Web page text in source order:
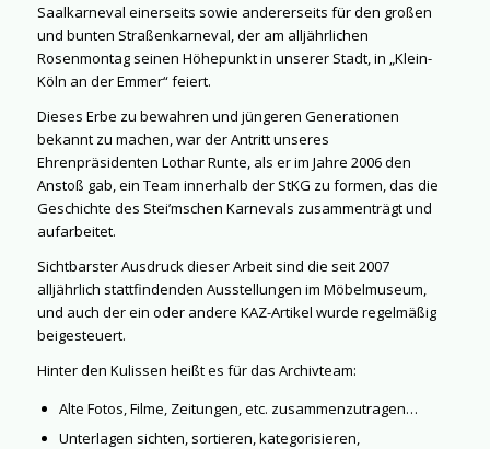
Saalkarneval einerseits sowie andererseits für den großen
und bunten Straßenkarneval, der am alljährlichen
Rosenmontag seinen Höhepunkt in unserer Stadt, in „Klein-
Köln an der Emmer“ feiert.
Dieses Erbe zu bewahren und jüngeren Generationen
bekannt zu machen, war der Antritt unseres
Ehrenpräsidenten Lothar Runte, als er im Jahre 2006 den
Anstoß gab, ein Team innerhalb der StKG zu formen, das die
Geschichte des Stei’mschen Karnevals zusammenträgt und
aufarbeitet.
Sichtbarster Ausdruck dieser Arbeit sind die seit 2007
alljährlich stattfindenden Ausstellungen im Möbelmuseum,
und auch der ein oder andere KAZ-Artikel wurde regelmäßig
beigesteuert.
Hinter den Kulissen heißt es für das Archivteam:
Alte Fotos, Filme, Zeitungen, etc. zusammenzutragen…
Unterlagen sichten, sortieren, kategorisieren,